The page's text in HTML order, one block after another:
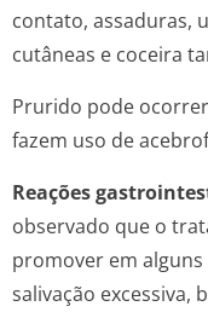
contato, assaduras,
cutâneas e coceira
Prurido pode
fazem uso de
Reações
observado que o
promover em
salivação excessiva,